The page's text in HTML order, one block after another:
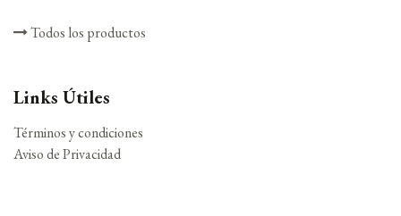
Todos los productos
Links Útiles
Términos y condiciones
Aviso de Privacidad